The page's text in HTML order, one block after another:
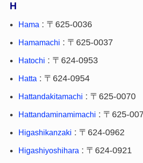
H
Hama : 〒625-0036
Hamamachi : 〒625-0037
Hatochi : 〒624-0953
Hatta : 〒624-0954
Hattandakitamachi : 〒625-0070
Hattandaminamimachi : 〒625-
Higashikanzaki : 〒624-0962
Higashiyoshihara : 〒624-0921